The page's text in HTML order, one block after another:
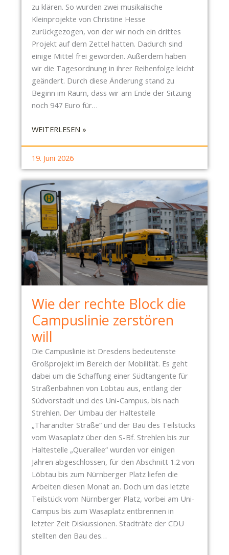
zu klären. So wurden zwei musikalische
Kleinprojekte von Christine Hesse
zurückgezogen, von der wir noch ein drittes
Projekt auf dem Zettel hatten. Dadurch sind
einige Mittel frei geworden. Außerdem haben
wir die Tagesordnung in ihrer Reihenfolge leicht
geändert. Durch diese Änderung stand zu
Beginn im Raum, dass wir am Ende der Sitzung
noch 947 Euro für…
WEITERLESEN »:
-
E
R
I
C
H
T
C
O
T
T
A
O
M
1
8
.
J
U
N
I
2
0
2
6
:
K
E
19. Juni 2026
Wie der rechte Block die
Campuslinie zerstören
will
Die Campuslinie ist Dresdens bedeutenste
Großprojekt im Bereich der Mobilität. Es geht
dabei um die Schaffung einer Südtangente für
Straßenbahnen von Löbtau aus, entlang der
Südvorstadt und des Uni-Campus, bis nach
Strehlen. Der Umbau der Haltestelle
„Tharandter Straße“ und der Bau des Teilstücks
vom Wasaplatz über den S-Bf. Strehlen bis zur
Haltestelle „Querallee“ wurden vor einigen
Jahren abgeschlossen, für den Abschnitt 1.2 von
Löbtau bis zum Nürnberger Platz liefen die
Arbeiten diesen Monat an. Doch um das letzte
Teilstück vom Nürnberger Platz, vorbei am Uni-
Campus bis zum Wasaplatz entbrennen in
letzter Zeit Diskussionen. Stadträte der CDU
stellten den Bau des…